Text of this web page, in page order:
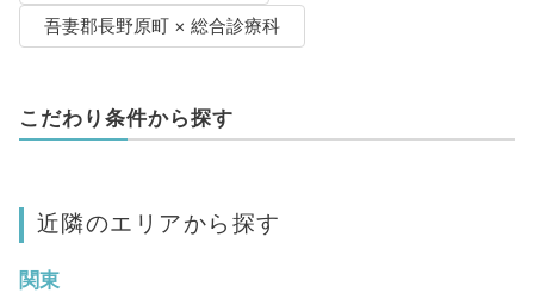
吾妻郡長野原町 × 総合診療科
こだわり条件から探す
近隣のエリアから探す
関東